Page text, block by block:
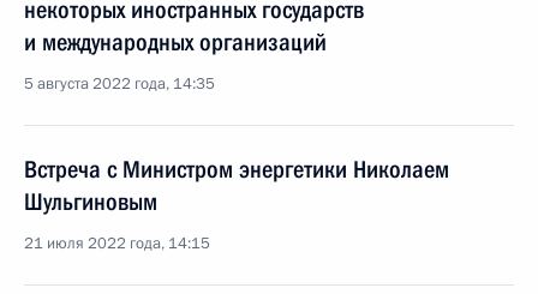
некоторых иностранных государств
и международных организаций
5 августа 2022 года, 14:35
Встреча с Министром энергетики Николаем
Шульгиновым
21 июля 2022 года, 14:15